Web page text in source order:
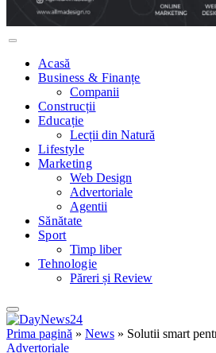
Acasă
Business & Finanțe
Companii
Construcții
Educație
Lecții din Natură
Lifestyle
Marketing
Web Design
Advertoriale
Agentii
Sănătate
Sport
Timp liber
Tehnologie
Păreri și Review
Prima pagină » News » Solutii smart
Advertoriale